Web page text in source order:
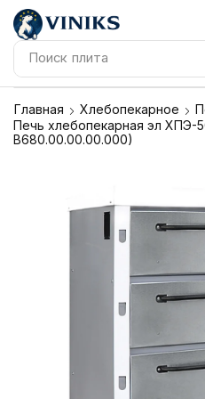
Поиск плита
Главная Хлебопекарное
Печь хлебопекарная эл ХПЭ-
В680.00.00.00.000)